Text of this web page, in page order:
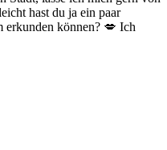
hast du ja ein paar
erkunden können? 💋 Ich